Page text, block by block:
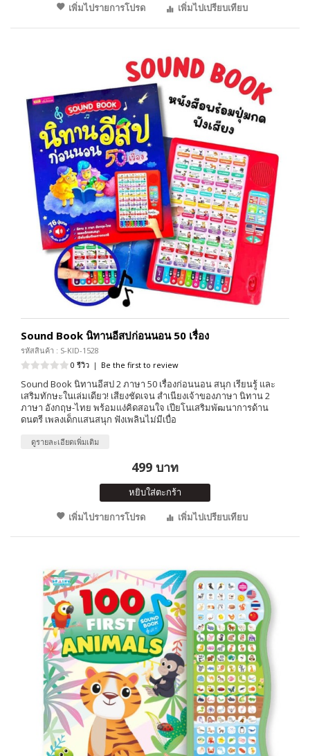
เพิ่มไปรายการโปรด
เพิ่มไปเปรียบเทียบ
Sound Book นิทานอีสปก่อนนอน 50 เรื่อง
รหัสสินค้า : S-KID-1528
0 รีวิว | Be the first to review
Sound Book นิทานอีสป 2 ภาษา 50 เรื่องก่อนนอน สนุก เรียนรู้ และ
เสริมทักษะในเล่มเดียว! เสียงชัดเจน สำเนียงเจ้าของภาษา นิทาน 2
ภาษา อังกฤษ-ไทย พร้อมแง่คิดสอนใจ เปียโนเสริมพัฒนาการด้าน
ดนตรี เพลงเด็กแสนสนุก ฟังเพลินไม่มีเบื่อ
ดูรายละเอียดเพิ่มเติม
499 บาท
หยิบใส่ตะกร้า
เพิ่มไปรายการโปรด
เพิ่มไปเปรียบเทียบ